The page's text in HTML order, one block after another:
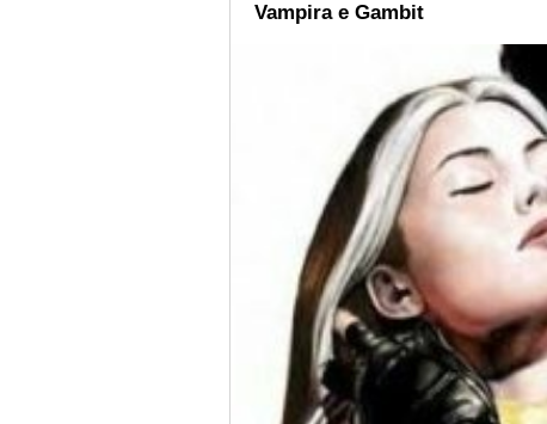
Vampira e Gambit